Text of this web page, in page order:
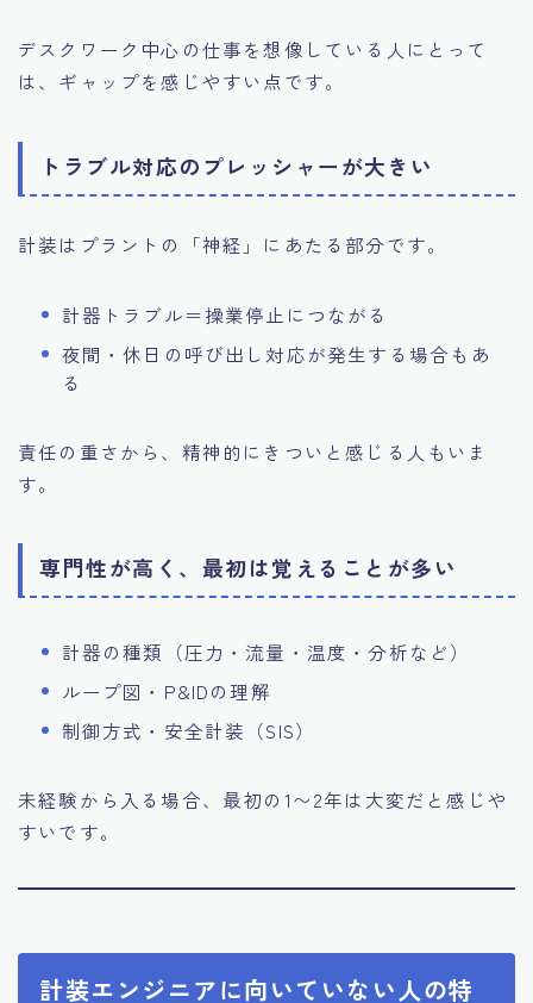
デスクワーク中心の仕事を想像している人にとって
は、ギャップを感じやすい点です。
トラブル対応のプレッシャーが大きい
計装はプラントの「神経」にあたる部分です。
計器トラブル＝操業停止につながる
夜間・休日の呼び出し対応が発生する場合もあ
る
責任の重さから、精神的にきついと感じる人もいま
す。
専門性が高く、最初は覚えることが多い
計器の種類（圧力・流量・温度・分析など）
ループ図・P&IDの理解
制御方式・安全計装（SIS）
未経験から入る場合、最初の1〜2年は大変だと感じや
すいです。
計装エンジニアに向いていない人の特